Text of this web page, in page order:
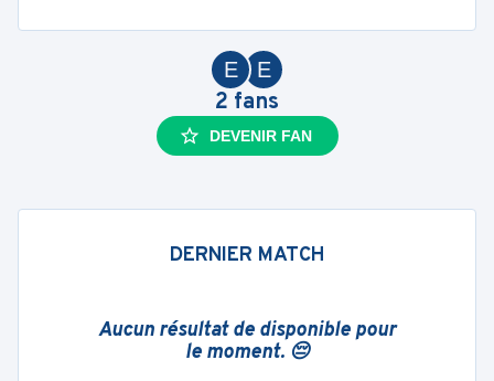
E
E
2 fans
DEVENIR FAN
DERNIER MATCH
Aucun résultat de disponible pour
le moment. 😔